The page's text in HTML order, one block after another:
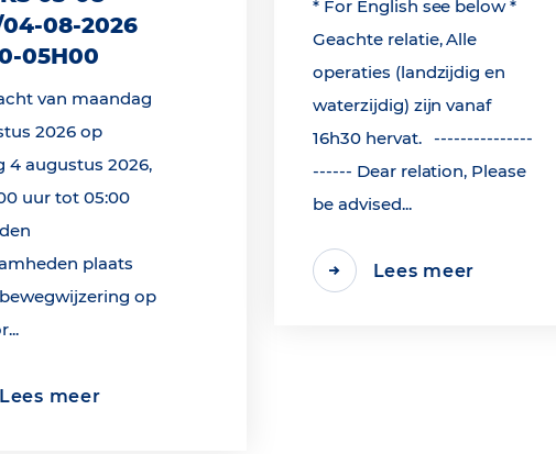
08-2026
05H00
van maandag
2026 op
4 augustus 2026,
uur tot 05:00
plaats
op
Lees meer
* For English see below *
Geachte relatie, Alle
operaties (landzijdig en
waterzijdig) zijn vanaf
16h30 hervat. ---------------
------ Dear relation, Please
be advised...
Lees meer